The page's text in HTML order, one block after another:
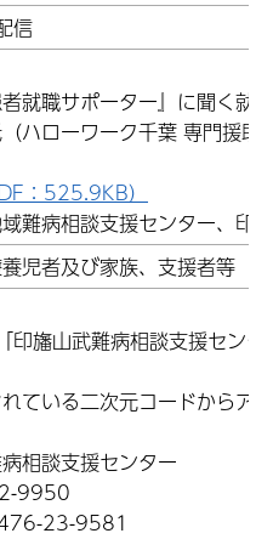
信
就職サポーター』に聞く就
ハローワーク千葉 専門援助
：525.9KB）
難病相談支援センター、印
児者及び家族、支援者等
旛山武難病相談支援センタ
ている二次元コードからア
相談支援センター
9950
23-9581